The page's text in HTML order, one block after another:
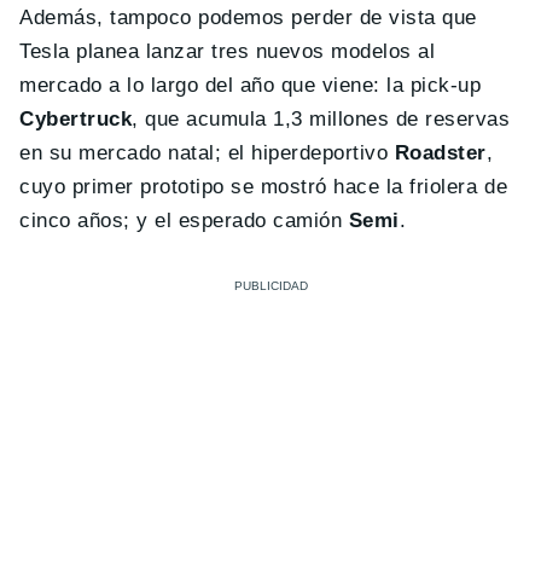
Además, tampoco podemos perder de vista que
Tesla planea lanzar tres nuevos modelos al
mercado a lo largo del año que viene: la pick-up
Cybertruck, que acumula 1,3 millones de reservas
en su mercado natal; el hiperdeportivo Roadster,
cuyo primer prototipo se mostró hace la friolera de
cinco años; y el esperado camión Semi.